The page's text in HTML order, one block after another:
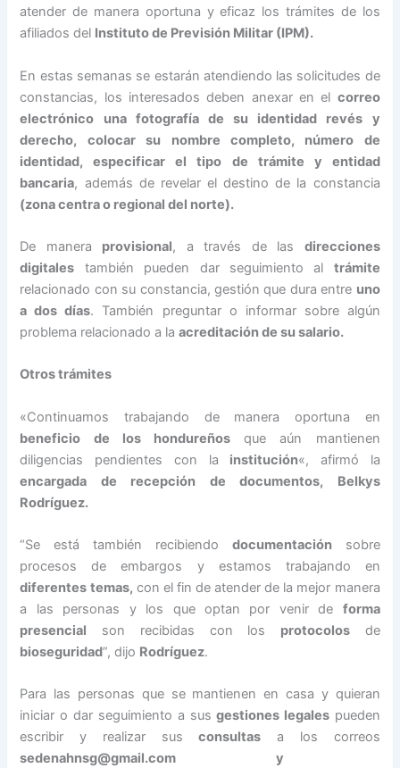
atender de manera oportuna y eficaz los trámites de los
afiliados del Instituto de Previsión Militar (IPM).
En estas semanas se estarán atendiendo las solicitudes de
constancias, los interesados deben anexar en el correo
electrónico una fotografía de su identidad revés y
derecho, colocar su nombre completo, número de
identidad, especificar el tipo de trámite y entidad
bancaria, además de revelar el destino de la constancia
(zona centra o regional del norte).
De manera provisional, a través de las direcciones
digitales también pueden dar seguimiento al trámite
relacionado con su constancia, gestión que dura entre uno
a dos días. También preguntar o informar sobre algún
problema relacionado a laacreditación de su salario.
Otros trámites
«Continuamos trabajando de manera oportuna en
beneficio de los hondureños que aún mantienen
diligencias pendientes con la institución«, afirmó la
encargada de recepción de documentos, Belkys
Rodríguez.
“Se está también recibiendo documentaciónsobre
procesos de embargos y estamos trabajando en
diferentes temas, con el fin de atender de la mejor manera
a las personas y los que optan por venir de forma
presencial son recibidas con los protocolosde
bioseguridad”, dijo Rodríguez.
Para las personas que se mantienen en casa y quieran
iniciar o dar seguimiento a sus gestiones legalespueden
escribir y realizar susconsultas a los correos
sedenahnsg@gmail.com y